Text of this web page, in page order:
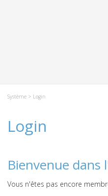
Système > Login
Login
Bienvenue dans
Vous n'êtes pas encore